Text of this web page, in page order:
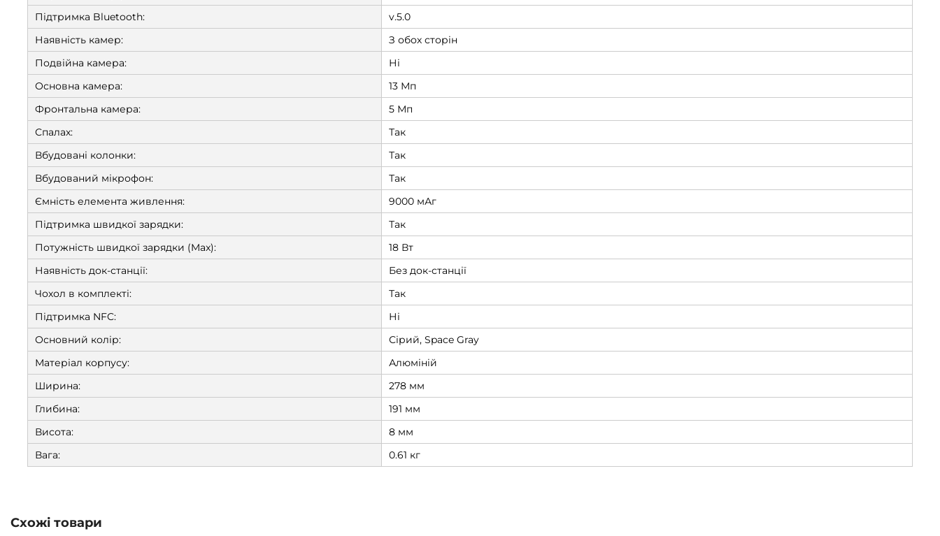
Підтримка Bluetooth:
v.5.0
Наявність камер:
З обох сторін
Подвійна камера:
Ні
Основна камера:
13 Мп
Фронтальна камера:
5 Мп
Спалах:
Так
Вбудовані колонки:
Так
Вбудований мікрофон:
Так
Ємність елемента живлення:
9000 мАг
Підтримка швидкої зарядки:
Так
Потужність швидкої зарядки (Max):
18 Вт
Наявність док-станції:
Без док-станції
Чохол в комплекті:
Так
Підтримка NFC:
Ні
Основний колір:
Сірий, Space Gray
Матеріал корпусу:
Алюміній
Ширина:
278 мм
Глибина:
191 мм
Висота:
8 мм
Вага:
0.61 кг
Схожі товари